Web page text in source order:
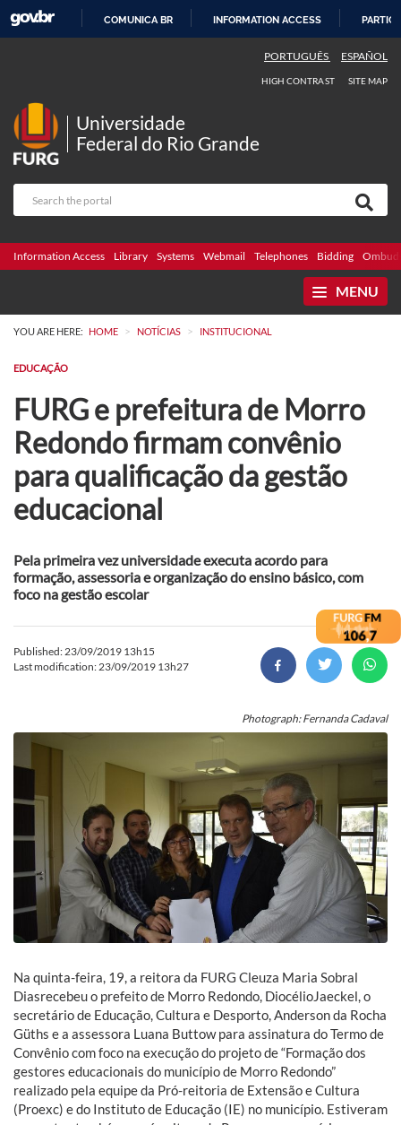
COMUNICA BR INFORMATION ACCESS
PORTUGUÊS ESPAÑOL
HIGH CONTRAST SITE MAP
Universidade
Federal do Rio Grande
Information Access Library Systems Webmail Telephones Bidding
MENU
YOU ARE HERE: HOME > NOTÍCIAS > INSTITUCIONAL
EDUCAÇÃO
FURG e prefeitura de Morro
Redondo firmam convênio
para qualificação da gestão
educacional
Pela primeira vez universidade executa acordo para
formação, assessoria e organização do ensino básico, com
foco na gestão escolar
Published: 23/09/2019 13h15
Last modification: 23/09/2019 13h27
Photograph: Fernanda Cadaval
Na quinta-feira, 19, a reitora da FURG Cleuza Maria Sobral
Diasrecebeu o prefeito de Morro Redondo, DiocélioJaeckel, o
secretário de Educação, Cultura e Desporto, Anderson da Rocha
Güths e a assessora Luana Buttow para assinatura do Termo de
Convênio com foco na execução do projeto de “Formação dos
gestores educacionais do município de Morro Redondo”
realizado pela equipe da Pró-reitoria de Extensão e Cultura
(Proexc) e do Instituto de Educação (IE) no município. Estiveram